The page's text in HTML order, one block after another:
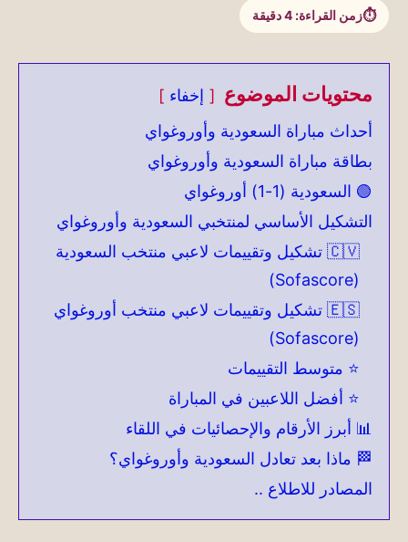
زمن القراءة: 4دقيقة
محتويات الموضوع
إخفاء
أحداث مباراة السعودية وأوروغواي
بطاقة مباراة السعودية وأوروغواي
🟢 السعودية (1-1) أوروغواي
التشكيل الأساسي لمنتخبي السعودية وأوروغواي
🇨🇻 تشكيل وتقييمات لاعبي منتخب السعودية
(Sofascore)
🇪🇸 تشكيل وتقييمات لاعبي منتخب أوروغواي
(Sofascore)
⭐ متوسط التقييمات
⭐ أفضل اللاعبين في المباراة
📊 أبرز الأرقام والإحصائيات في اللقاء
🏁 ماذا بعد تعادل السعودية وأوروغواي؟
المصادر للاطلاع ..